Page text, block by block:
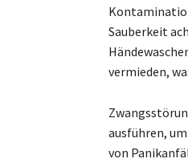
Sauberkeit
vermieden,
ausführen,
von